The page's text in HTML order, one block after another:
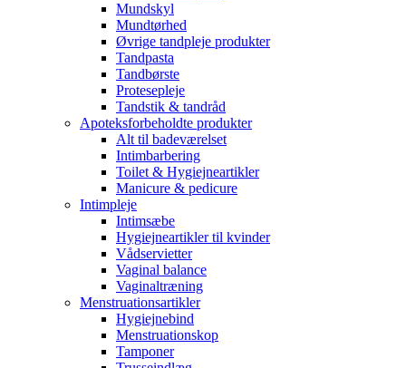
Mundskyl
Mundtørhed
Øvrige tandpleje produkter
Tandpasta
Tandbørste
Protesepleje
Tandstik & tandråd
Apoteksforbeholdte produkter
Alt til badeværelset
Intimbarbering
Toilet & Hygiejneartikler
Manicure & pedicure
Intimpleje
Intimsæbe
Hygiejneartikler til kvinder
Vådservietter
Vaginal balance
Vaginaltræning
Menstruationsartikler
Hygiejnebind
Menstruationskop
Tamponer